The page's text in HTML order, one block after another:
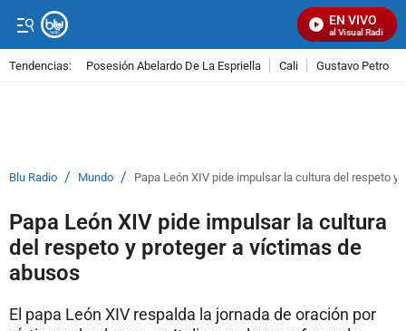
EN VIVO
Señal Visual Radio
Tendencias: Posesión Abelardo De La Espriella Cali Gustavo Petro
Blu Radio / Mundo / Papa León XIV pide impulsar la cultura del respeto
Papa León XIV pide impulsar la cultura
del respeto y proteger a víctimas de
abusos
El papa León XIV respalda la jornada de oración por